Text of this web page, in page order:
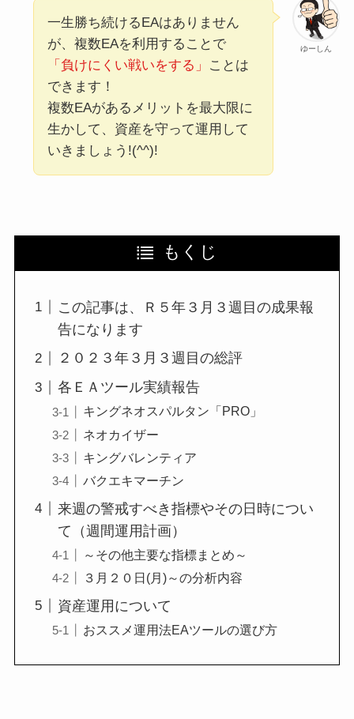
ゆーしん
一生勝ち続けるEAはありません
が、複数EAを利用することで
「負けにくい戦いをする」
ことは
できます！
複数EAがあるメリットを最大限に
生かして、資産を守って運用して
いきましょう!(^^)!
もくじ
この記事は、Ｒ５年３月３週目の成果報
告になります
２０２３年３月３週目の総評
各ＥＡツール実績報告
キングネオスパルタン「PRO」
ネオカイザー
キングバレンティア
バクエキマーチン
来週の警戒すべき指標やその日時につい
て（週間運用計画）
～その他主要な指標まとめ～
３月２０日(月)～の分析内容
資産運用について
おススメ運用法EAツールの選び方